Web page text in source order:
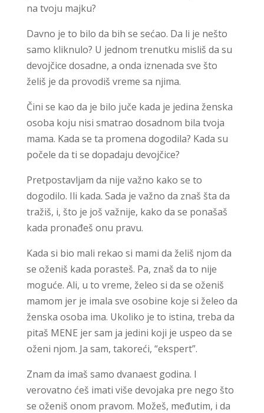
na tvoju majku?
Davno je to bilo da bih se sećao. Da li je nešto
samo kliknulo? U jednom trenutku misliš da su
devojčice dosadne, a onda iznenada sve što
želiš je da provodiš vreme sa njima.
Čini se kao da je bilo juče kada je jedina ženska
osoba koju nisi smatrao dosadnom bila tvoja
mama. Kada se ta promena dogodila? Kada su
počele da ti se dopadaju devojčice?
Pretpostavljam da nije važno kako se to
dogodilo. Ili kada. Sada je važno da znaš šta da
tražiš, i, što je još važnije, kako da se ponašaš
kada pronađeš onu pravu.
Kada si bio mali rekao si mami da želiš njom da
se oženiš kada porasteš. Pa, znaš da to nije
moguće. Ali, u to vreme, želeo si da se oženiš
mamom jer je imala sve osobine koje si želeo da
ženska osoba ima. Ukoliko je to istina, treba da
pitaš MENE jer sam ja jedini koji je uspeo da se
oženi njom. Ja sam, takoreći, “ekspert”.
Znam da imaš samo dvanaest godina. I
verovatno ćeš imati više devojaka pre nego što
se oženiš onom pravom. Možeš, međutim, i da